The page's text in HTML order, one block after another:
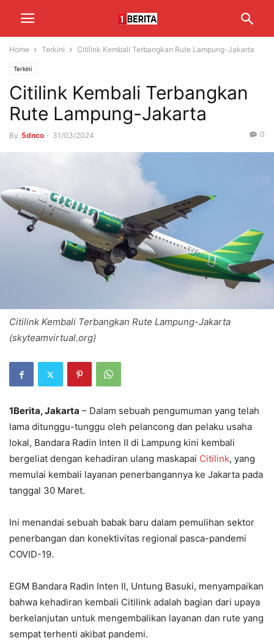
Home Terkini Citilink Kembali Terbangkan Rute Lampung-Jakarta
Terkini
Citilink Kembali Terbangkan
Rute Lampung-Jakarta
By 5dnco - 31/03/2024 0
Citilink Kembali Terbangkan Rute Lampung-Jakarta
(skyteamvirtual.org)
1Berita, Jakarta – Dalam sebuah pengumuman yang telah
lama ditunggu-tunggu oleh pelancong dan pelaku usaha
lokal, Bandara Radin Inten II di Lampung kini kembali
bergeliat dengan kehadiran ulang maskapai Citilink, yang
memulai kembali layanan penerbangannya ke Jakarta pada
tanggal 30 Maret.
Ini menandai sebuah babak baru dalam pemulihan sektor
penerbangan dan konektivitas regional pasca-pandemi
COVID-19.
EGM Bandara Radin Inten II, Untung Basuki, menyampaikan
bahwa kehadiran kembali Citilink adalah bagian dari upaya
berkelanjutan untuk mengembalikan layanan dan rute yang
sempat terhenti akibat pandemi.